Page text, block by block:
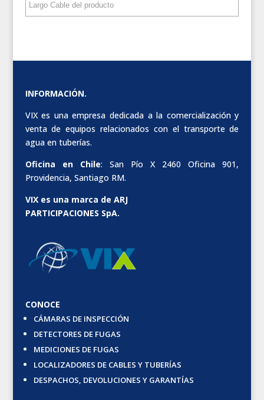
INFORMACIÓN.
VIX es una empresa dedicada a la comercialización y
venta de equipos relacionados con el transporte de
agua en tuberías.
Oficina en Chile: San Pío X 2460 Oficina 901,
Providencia, Santiago RM.
VIX es una marca de ARJ
PARTICIPACIONES SpA.
CONOCE
CÁMARAS DE INSPECCIÓN
DETECTORES DE FUGAS
MEDICIONES DE FUGAS
LOCALIZADORES DE CABLES Y TUBERÍAS
DESPACHOS, DEVOLUCIONES Y GARANTÍAS